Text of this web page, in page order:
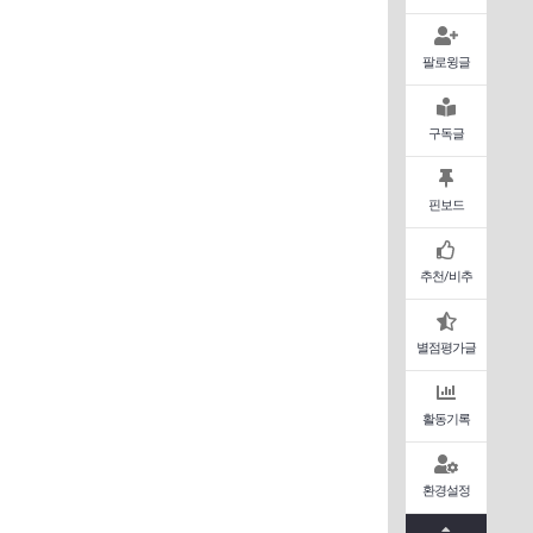
팔로윙글
구독글
핀보드
추천/비추
별점평가글
활동기록
환경설정